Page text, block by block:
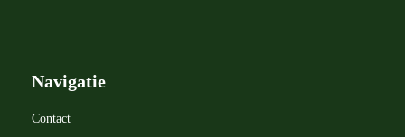
Navigatie
Contact